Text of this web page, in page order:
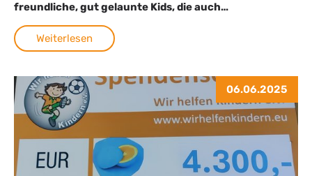
freundliche, gut gelaunte Kids, die auch…
Weiterlesen
06.06.2025